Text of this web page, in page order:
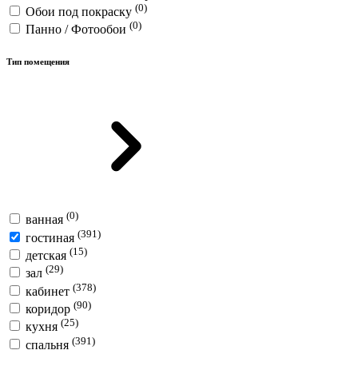
Обои под покраску (0)
Панно / Фотообои (0)
Тип помещения
ванная (0)
гостиная (391)
детская (15)
зал (29)
кабинет (378)
коридор (90)
кухня (25)
спальня (391)